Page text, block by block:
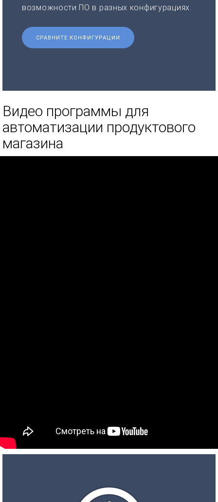
возможности ПО в разных конфигурациях.
СРАВНИТЕ КОНФИГУРАЦИИ
Видео программы для
автоматизации продуктового
магазина